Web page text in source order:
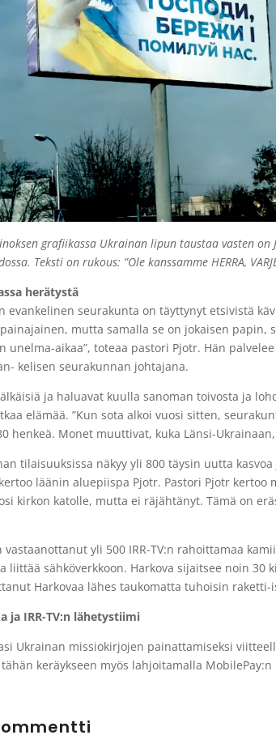
grafiikassa Ukrainan lipun taustaa vasten on
Teksti on rukous: ”Ole kanssamme HERRA,
herätystä
evankelinen seurakunta on täyttynyt etsivistä
mutta samalla se on jokaisen papin,
unelma-aikaa”, toteaa pastori Pjotr. Hän
kelisen seurakunnan johtajana.
ja haluavat kuulla sanoman toivosta ja
elämää. ”Kun sota alkoi vuosi sitten,
henkeä. Monet muuttivat, kuka Länsi-
tilaisuuksissa näkyy yli 800 täysin uutta
läänin aluepiispa Pjotr. Pastori Pjotr kertoo
kirkon katolle, mutta ei räjähtänyt. Tämä on
vastaanottanut yli 500 IRR-TV:n rahoittamaa
liittää sähköverkkoon. Harkova sijaitsee noin 30
Harkovaa lähes taukomatta tuhoisin raketti-
ja IRR-TV:n lähetystiimi
Ukrainan missiokirjojen painattamiseksi
keräykseen myös lahjoitamalla